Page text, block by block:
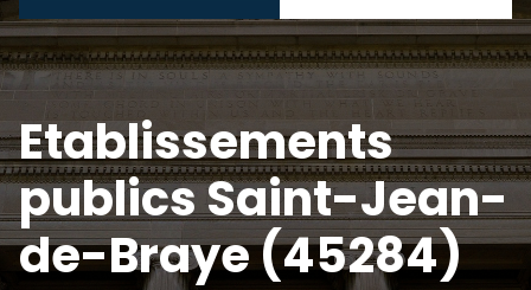
Etablissements
publics Saint-Jean-
de-Braye (45284)